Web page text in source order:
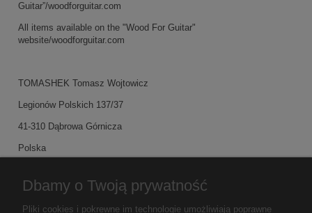
Guitar”/woodforguitar.com
All items available on the "Wood For Guitar"
website/woodforguitar.com
TOMASHEK Tomasz Wojtowicz
Legionów Polskich 137/37
41-310 Dąbrowa Górnicza
Polska
Tomasz Wojtowicz
Dbamy o Twoją prywatność
Pliki cookies i pokrewne im technologie umożliwiają poprawne